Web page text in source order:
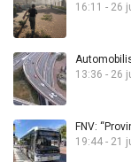
16:11 - 26
13:36 - 26
FNV:
19:44 - 21